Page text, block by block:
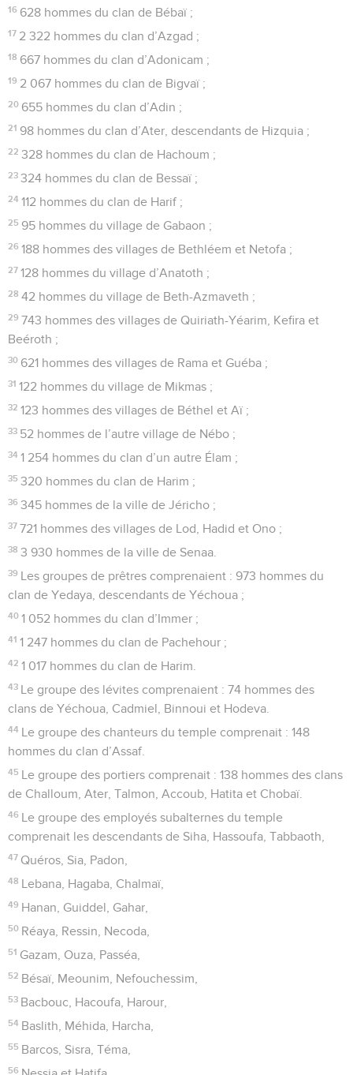
16 628 hommes du clan de Bébaï ;
17 2 322 hommes du clan d’Azgad ;
18 667 hommes du clan d’Adonicam ;
19 2 067 hommes du clan de Bigvaï ;
20 655 hommes du clan d’Adin ;
21 98 hommes du clan d’Ater, descendants de Hizquia ;
22 328 hommes du clan de Hachoum ;
23 324 hommes du clan de Bessaï ;
24 112 hommes du clan de Harif ;
25 95 hommes du village de Gabaon ;
26 188 hommes des villages de Bethléem et Netofa ;
27 128 hommes du village d’Anatoth ;
28 42 hommes du village de Beth-Azmaveth ;
29 743 hommes des villages de Quiriath-Yéarim, Kefira et
Beéroth ;
30 621 hommes des villages de Rama et Guéba ;
31 122 hommes du village de Mikmas ;
32 123 hommes des villages de Béthel et Aï ;
33 52 hommes de l’autre village de Nébo ;
34 1 254 hommes du clan d’un autre Élam ;
35 320 hommes du clan de Harim ;
36 345 hommes de la ville de Jéricho ;
37 721 hommes des villages de Lod, Hadid et Ono ;
38 3 930 hommes de la ville de Senaa.
39 Les groupes de prêtres comprenaient : 973 hommes du
clan de Yedaya, descendants de Yéchoua ;
40 1 052 hommes du clan d’Immer ;
41 1 247 hommes du clan de Pachehour ;
42 1 017 hommes du clan de Harim.
43 Le groupe des lévites comprenaient : 74 hommes des
clans de Yéchoua, Cadmiel, Binnoui et Hodeva.
44 Le groupe des chanteurs du temple comprenait : 148
hommes du clan d’Assaf.
45 Le groupe des portiers comprenait : 138 hommes des clans
de Challoum, Ater, Talmon, Accoub, Hatita et Chobaï.
46 Le groupe des employés subalternes du temple
comprenait les descendants de Siha, Hassoufa, Tabbaoth,
47 Quéros, Sia, Padon,
48 Lebana, Hagaba, Chalmaï,
49 Hanan, Guiddel, Gahar,
50 Réaya, Ressin, Necoda,
51 Gazam, Ouza, Passéa,
52 Bésaï, Meounim, Nefouchessim,
53 Bacbouc, Hacoufa, Harour,
54 Baslith, Méhida, Harcha,
55 Barcos, Sisra, Téma,
56